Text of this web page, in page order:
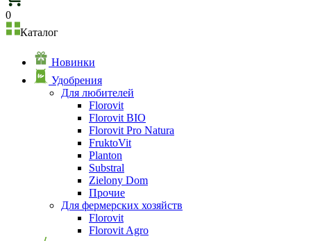
0
Каталог
Новинки
Удобрения
Для любителей
Florovit
Florovit BIO
Florovit Pro Natura
FruktoVit
Planton
Substral
Zielony Dom
Прочие
Для фермерских хозяйств
Florovit
Florovit Agro